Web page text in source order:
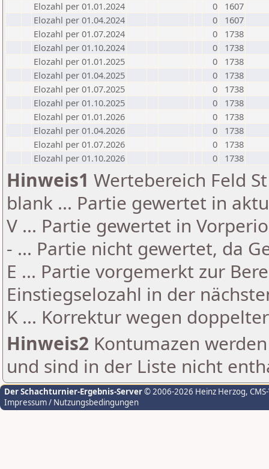
Elozahl per 01.01.2024
0
1607
Elozahl per 01.04.2024
0
1607
Elozahl per 01.07.2024
0
1738
Elozahl per 01.10.2024
0
1738
Elozahl per 01.01.2025
0
1738
Elozahl per 01.04.2025
0
1738
Elozahl per 01.07.2025
0
1738
Elozahl per 01.10.2025
0
1738
Elozahl per 01.01.2026
0
1738
Elozahl per 01.04.2026
0
1738
Elozahl per 01.07.2026
0
1738
Elozahl per 01.10.2026
0 1738
Hinweis1 Wertebereich Feld
blank ... Partie gewertet in
V ... Partie gewertet in
- ... Partie nicht gewertet, da
E ... Partie vorgemerkt zur
Einstiegselozahl in der
K ... Korrektur wegen
Hinweis2 Kontumazen
und sind in der Liste nicht
Der Schachturnier-Ergebnis-Server© 2006-2026 Heinz Herzog,
Impressum / Nutzungsbedingungen